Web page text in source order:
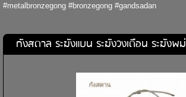
#metalbronzegong #bronzegong #gandsadan
กังสดาล ระฆังแบน ระฆังวงเดือน ระฆังพ